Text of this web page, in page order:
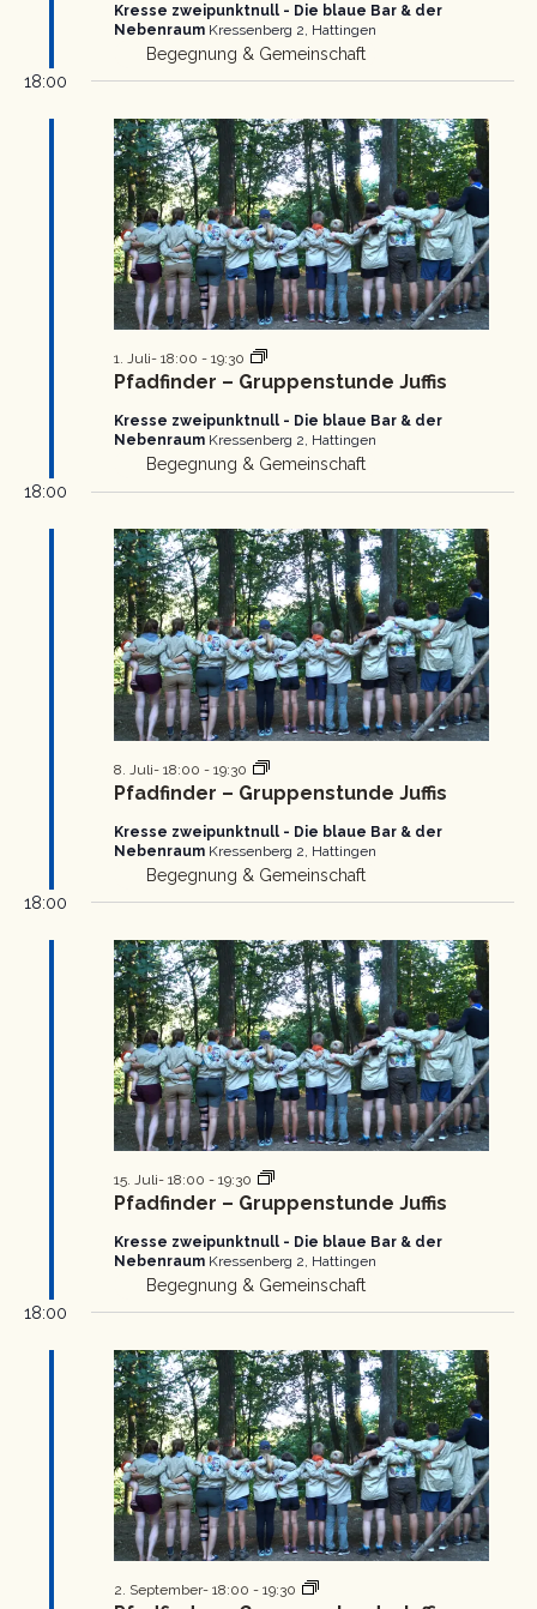
Kresse zweipunktnull - Die blaue Bar & der
Nebenraum Kressenberg 2, Hattingen
Begegnung & Gemeinschaft
18:00
Pfadfinder – Gruppenstunde Juffis
1. Juli- 18:00 - 19:30
Pfadfinder
Gruppenstunde
Kresse zweipunktnull - Die blaue Bar & der
Nebenraum Kressenberg 2, Hattingen
Begegnung & Gemeinschaft
18:00
Pfadfinder – Gruppenstunde Juffis
8. Juli- 18:00 - 19:30
Pfadfinder
Gruppenstunde
Kresse zweipunktnull - Die blaue Bar & der
Nebenraum Kressenberg 2, Hattingen
Begegnung & Gemeinschaft
18:00
Pfadfinder – Gruppenstunde Juffis
15. Juli- 18:00 - 19:30
Pfadfinder
Gruppenstunde
Kresse zweipunktnull - Die blaue Bar & der
Nebenraum Kressenberg 2, Hattingen
Begegnung & Gemeinschaft
18:00
2. September- 18:00 - 19:30
Pfadfinder